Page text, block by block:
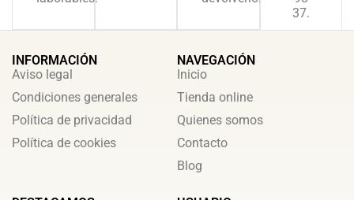
37.
INFORMACIÓN
Aviso legal
Condiciones generales
Política de privacidad
Política de cookies
NAVEGACIÓN
Inicio
Tienda online
Quienes somos
Contacto
Blog